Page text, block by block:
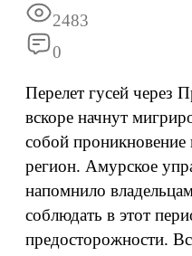
2483
0
Перелет гусей через
вскоре начнут
собой проникновение
регион. Амурское
напомнило
соблюдать в этот
предосторожности.